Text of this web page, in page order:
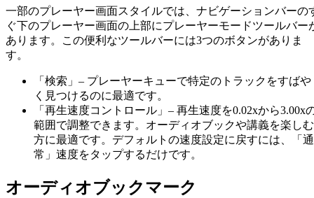
一部のプレーヤー画面スタイルでは、ナビゲーションバーの
ぐ下のプレーヤー画面の上部にプレーヤーモードツールバー
あります。この便利なツールバーには3つのボタンがありま
す。
「検索」– プレーヤーキューで特定のトラックをすばや
く見つけるのに最適です。
「再生速度コントロール」– 再生速度を0.02xから3.00x
範囲で調整できます。オーディオブックや講義を楽しむ
方に最適です。デフォルトの速度設定に戻すには、「通
常」速度をタップするだけです。
オーディオブックマーク